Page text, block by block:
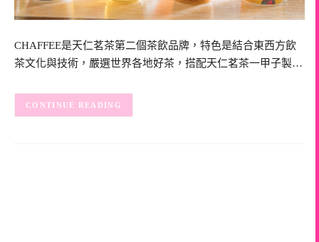
CHAFFEE是天仁茗茶第二個茶飲品牌，特色是結合東西方飲
茶文化與技術，嚴選世界各地好茶，搭配天仁茗茶一甲子製…
CONTINUE READING